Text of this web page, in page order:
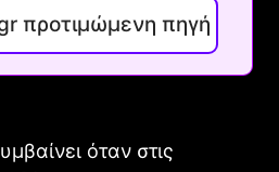
προτιμώμενη πηγή
όταν στις